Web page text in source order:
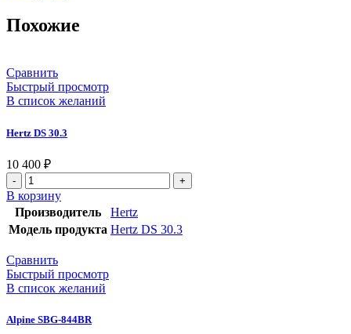
Похожие
Сравнить
Быстрый просмотр
В список желаний
Hertz DS 30.3
10 400 ₽
В корзину
Производитель
Hertz
Модель продукта Hertz DS 30.3
Сравнить
Быстрый просмотр
В список желаний
Alpine SBG-844BR